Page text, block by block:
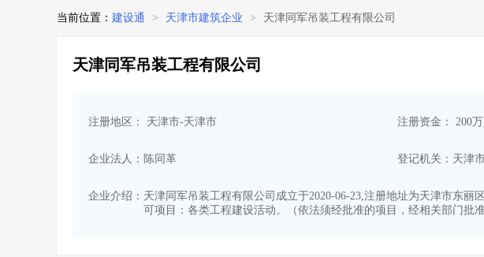
当前位置： 建设通 > 天津市建筑企业 > 天津同军吊装工程有限公司
天津同军吊装工程有限公司
注册地区： 天津市-天津市 注册资金： 200
企业法人：陈同革 登记机关：天津
企业介绍： 天津同军吊装工程有限公司成立于2020-06-23,注册地址为天津市东
可项目：各类工程建设活动。（依法须经批准的项目，经相关部门